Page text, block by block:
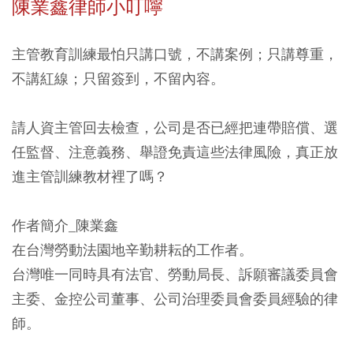
陳業鑫律師小叮嚀
主管教育訓練最怕只講口號，不講案例；只講尊重，
不講紅線；只留簽到，不留內容。
請人資主管回去檢查，公司是否已經把連帶賠償、選
任監督、注意義務、舉證免責這些法律風險，真正放
進主管訓練教材裡了嗎？
作者簡介_陳業鑫
在台灣勞動法園地辛勤耕耘的工作者。
台灣唯一同時具有法官、勞動局長、訴願審議委員會
主委、金控公司董事、公司治理委員會委員經驗的律
師。